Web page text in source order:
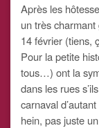
Après les
un très
14 février (tiens,
Pour la petite
tous…) ont la
dans les rues
carnaval
hein, pas juste